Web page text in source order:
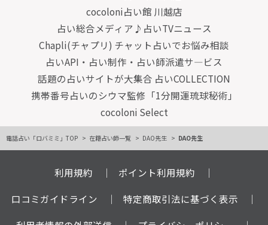
cocoloni占い館 川越店
占い総合メディア♪占いTVニュース
Chapli(チャプリ) チャット占いでお悩み相談
占いAPI・占い制作・占い師派遣サ―ビス
話題の占いサイトが大集合 占いCOLLECTION
携帯番号占いのシウマ監修「1分開運琉球秘術」
cocoloni Select
電話占い「ロバミミ」TOP 在籍占い師一覧 DAO先生 DAO先生
利用規約
ポイント利用規約
口コミガイドライン
特定商取引法に基づく表示